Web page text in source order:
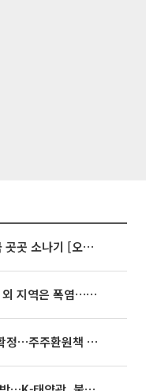
35도 안팎 무더위 이어져…전국 곳곳 소나기 [오늘 날씨]
동해안은 시간당 80㎜ 폭우, 그 외 지역은 폭염…‘극과 극 날씨’
SK하이닉스, 분기배당 375원 확정…주주환원책 9월로 앞당겨 발표